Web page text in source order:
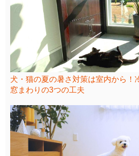
犬・猫の夏の暑さ対策は室内から！
窓まわりの3つの工夫